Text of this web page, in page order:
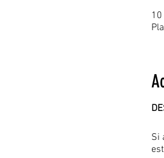
Si